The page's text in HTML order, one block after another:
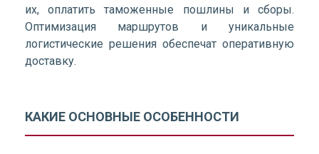
их, оплатить таможенные пошлины и сборы.
Оптимизация маршрутов и уникальные
логистические решения обеспечат оперативную
доставку.
КАКИЕ ОСНОВНЫЕ ОСОБЕННОСТИ